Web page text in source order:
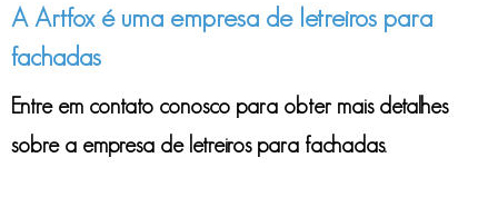
A Artfox é uma empresa de letreiros para
fachadas
Entre em contato conosco para obter mais detalhes
sobre a empresa de letreiros para fachadas.